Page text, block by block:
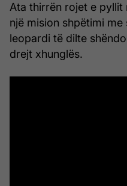
Ata thirrën rojet e pyllit
një mision shpëtimi
leopardi të dilte
drejt xhunglës.